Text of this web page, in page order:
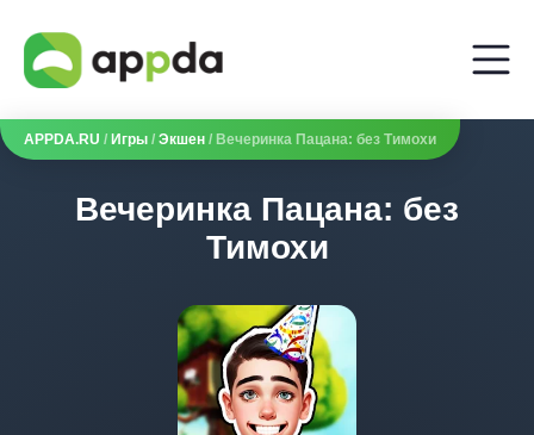
APPDA.RU / Игры / Экшен / Вечеринка Пацана: без Тимохи
Вечеринка Пацана: без
Тимохи